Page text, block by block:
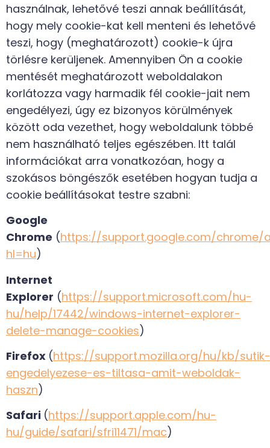
használnak, lehetővé teszi annak beállítását,
hogy mely cookie-kat kell menteni és lehetővé
teszi, hogy (meghatározott) cookie-k újra
törlésre kerüljenek. Amennyiben Ön a cookie
mentését meghatározott weboldalakon
korlátozza vagy harmadik fél cookie-jait nem
engedélyezi, úgy ez bizonyos körülmények
között oda vezethet, hogy weboldalunk többé
nem használható teljes egészében. Itt talál
információkat arra vonatkozóan, hogy a
szokásos böngészők esetében hogyan tudja a
cookie beállításokat testre szabni:
Google
Chrome (https://support.google.com/chrome/
hl=hu)
Internet
Explorer (https://support.microsoft.com/hu-
hu/help/17442/windows-internet-explorer-
delete-manage-cookies)
Firefox (https://support.mozilla.org/hu/kb/sutik-
engedelyezese-es-tiltasa-amit-weboldak-
haszn)
Safari (https://support.apple.com/hu-
hu/guide/safari/sfri11471/mac)